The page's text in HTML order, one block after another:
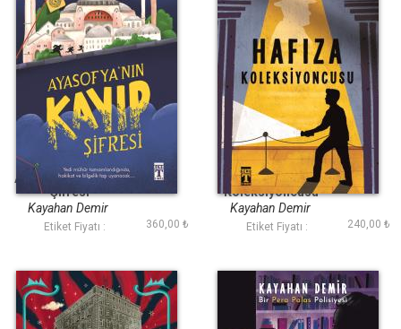
Ayasofya nın Kayıp
Şifresi
Kayahan Demir
Etiket Fiyatı : 360,00 ₺
Hafıza
Koleksiyoncusu
Kayahan Demir
Etiket Fiyatı : 240,00 ₺